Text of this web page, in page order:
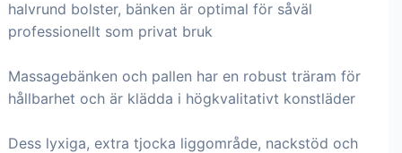
halvrund bolster, bänken är optimal för såväl
professionellt som privat bruk
Massagebänken och pallen har en robust träram för
hållbarhet och är klädda i högkvalitativt konstläder
Dess lyxiga, extra tjocka liggområde, nackstöd och